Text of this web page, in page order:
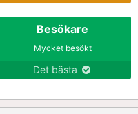
Besökare
Mycket besökt
Det bästa